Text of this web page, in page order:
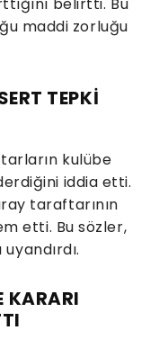
maddi zorluğu
TEPKİ
kulübe
iddia etti.
taraftarının
etti. Bu sözler,
KARARI